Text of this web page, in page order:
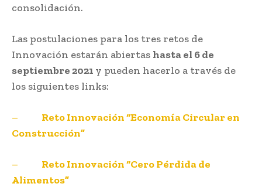
consolidación.
Las postulaciones para los tres retos de
Innovación estarán abiertas hasta el 6 de
septiembre 2021 y pueden hacerlo a través de
los siguientes links:
– Reto Innovación “Economía Circular en
Construcción”
– Reto Innovación “Cero Pérdida de
Alimentos”